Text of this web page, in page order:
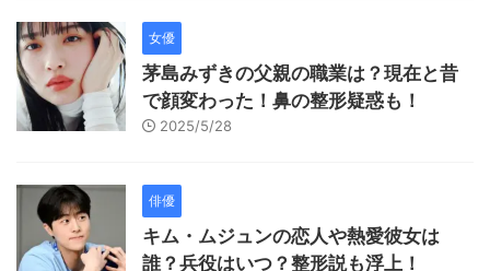
女優
茅島みずきの父親の職業は？現在と昔
で顔変わった！鼻の整形疑惑も！
2025/5/28
俳優
キム・ムジュンの恋人や熱愛彼女は
誰？兵役はいつ？整形説も浮上！